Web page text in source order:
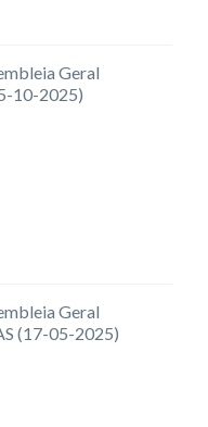
Geral
10-2025)
Geral
(17-05-2025)